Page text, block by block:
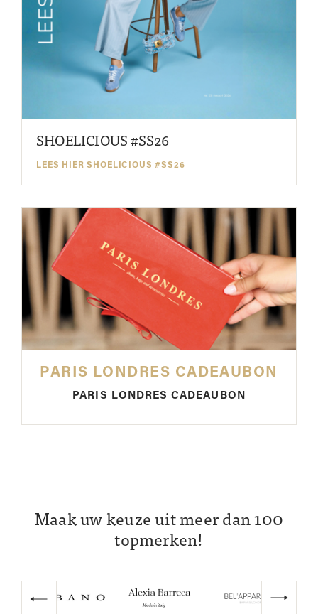
SHOELICIOUS #SS26
LEES HIER SHOELICIOUS #SS26
PARIS LONDRES CADEAUBON
PARIS LONDRES CADEAUBON
Maak uw keuze uit meer dan 100
topmerken!